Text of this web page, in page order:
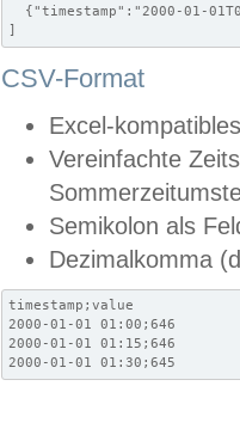
{"timestamp":"2000-01-
]
CSV-Format
Excel-
Vereinfachte
Semikolon als
Dezimalkomma
timestamp;value
2000-01-01 01:00;646
2000-01-01 01:15;646
2000-01-01 01:30;645